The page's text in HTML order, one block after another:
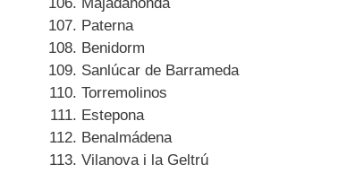
Paterna
Benidorm
Sanlúcar de Barrameda
Torremolinos
Estepona
Benalmádena
Vilanova i la Geltrú